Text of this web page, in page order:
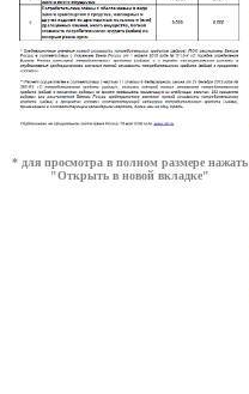
* для просмотра в полном размере нажать
"Открыть в новой вкладке"